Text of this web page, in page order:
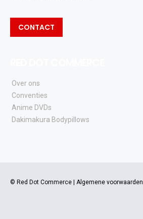
CONTACT
Over ons
Conventies
Anime DVDs
Dakimakura Bodypillows
© Red Dot Commerce | Algemene voorwaarden